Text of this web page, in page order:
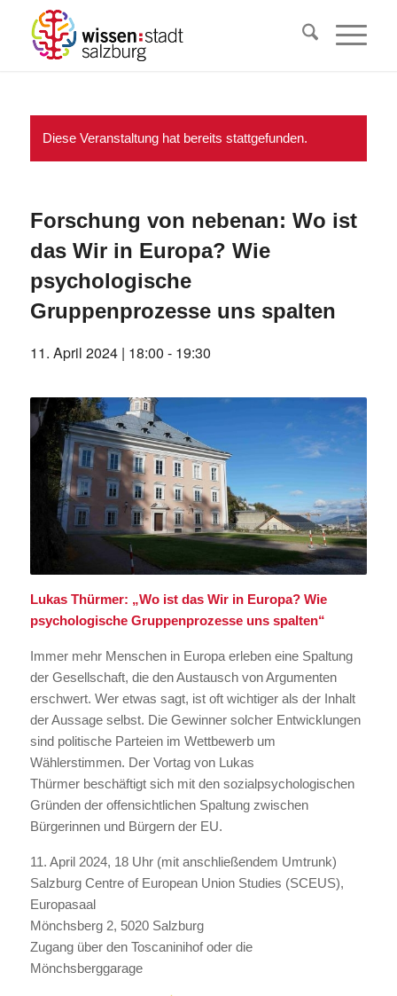
Diese Veranstaltung hat bereits stattgefunden.
Forschung von nebenan: Wo ist
das Wir in Europa? Wie
psychologische
Gruppenprozesse uns spalten
11. April 2024 | 18:00 - 19:30
Lukas Thürmer: „Wo ist das Wir in Europa? Wie
psychologische Gruppenprozesse uns spalten“
Immer mehr Menschen in Europa erleben eine Spaltung
der Gesellschaft, die den Austausch von Argumenten
erschwert. Wer etwas sagt, ist oft wichtiger als der Inhalt
der Aussage selbst. Die Gewinner solcher Entwicklungen
sind politische Parteien im Wettbewerb um
Wählerstimmen. Der Vortag von Lukas
Thürmer beschäftigt sich mit den sozialpsychologischen
Gründen der offensichtlichen Spaltung zwischen
Bürgerinnen und Bürgern der EU.
11. April 2024, 18 Uhr (mit anschließendem Umtrunk)
Salzburg Centre of European Union Studies (SCEUS),
Europasaal
Mönchsberg 2, 5020 Salzburg
Zugang über den Toscaninihof oder die
Mönchsberggarage